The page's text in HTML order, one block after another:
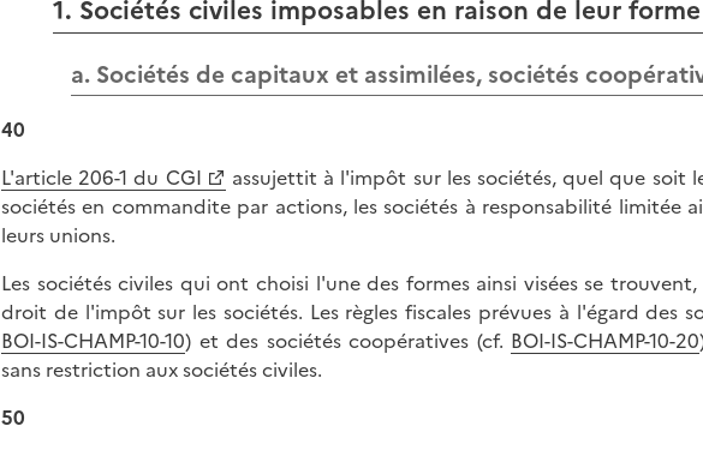
1. Sociétés civiles imposables en raison de leur forme
a. Sociétés de capitaux et assimilées, sociétés
40
L'article 206-1 du CGI
assujettit à l'impôt sur les sociétés, quel que soit
sociétés en commandite par actions, les sociétés à responsabilité limitée
leurs unions.
Les sociétés civiles qui ont choisi l'une des formes ainsi visées se
droit de l'impôt sur les sociétés. Les règles fiscales prévues à l'égard des
BOI-IS-CHAMP-10-10) et des sociétés coopératives (cf. BOI-IS-CHAMP-10-20
sans restriction aux sociétés civiles.
50